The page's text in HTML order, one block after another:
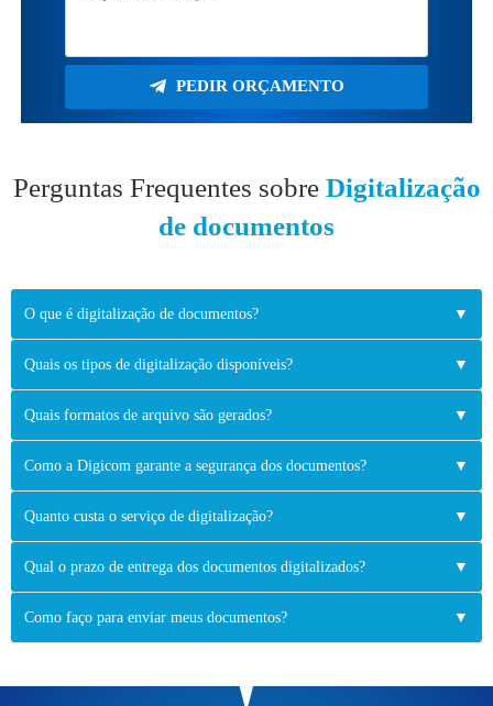
PEDIR ORÇAMENTO
Perguntas Frequentes sobre Digitalização
de documentos
O que é digitalização de documentos? ▼
Quais os tipos de digitalização disponíveis? ▼
Quais formatos de arquivo são gerados? ▼
Como a Digicom garante a segurança dos documentos? ▼
Quanto custa o serviço de digitalização? ▼
Qual o prazo de entrega dos documentos digitalizados? ▼
Como faço para enviar meus documentos? ▼